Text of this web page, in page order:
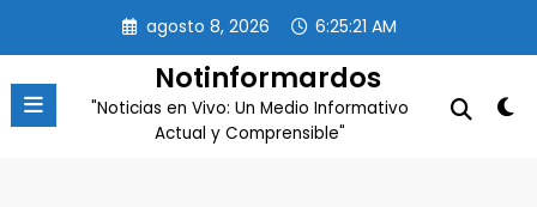
contenido
agosto 8, 2026 6:25:21 AM
Notinformardos
"Noticias en Vivo: Un Medio Informativo
Actual y Comprensible"